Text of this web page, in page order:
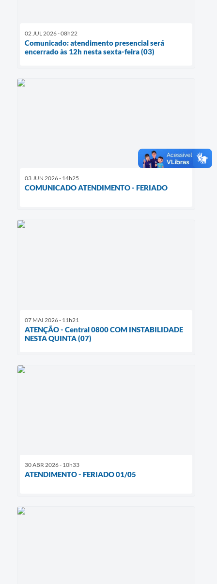
02 JUL 2026 - 08h22
Comunicado: atendimento presencial será
encerrado às 12h nesta sexta-feira (03)
03 JUN 2026 - 14h25
COMUNICADO ATENDIMENTO - FERIADO
07 MAI 2026 - 11h21
ATENÇÃO - Central 0800 COM INSTABILIDADE
NESTA QUINTA (07)
30 ABR 2026 - 10h33
ATENDIMENTO - FERIADO 01/05